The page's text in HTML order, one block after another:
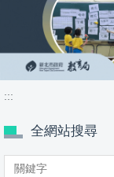
:::
全網站搜尋